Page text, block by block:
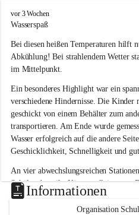
V
o
k
s
s
h
u
l
e
L
a
u
e
g
g
vor 3 Wochen
Wasserspaß
Bei diesen heißen Temperaturen hilft
Abkühlung! Bei strahlendem Wetter
im Mittelpunkt.
Ein besonderes Highlight war ein
verschiedene Hindernisse. Die Kinder
geschickt von einem Behälter zum
transportieren. Am Ende wurde
Wasser erfolgreich auf die andere
Geschicklichkeit, Schnelligkeit und
An vier abwechslungsreichen
Schüler dann ihr Können allein unter
waren Geduld und
Zielschießen mit Wasserpistolen oder
Informationen
Organisation